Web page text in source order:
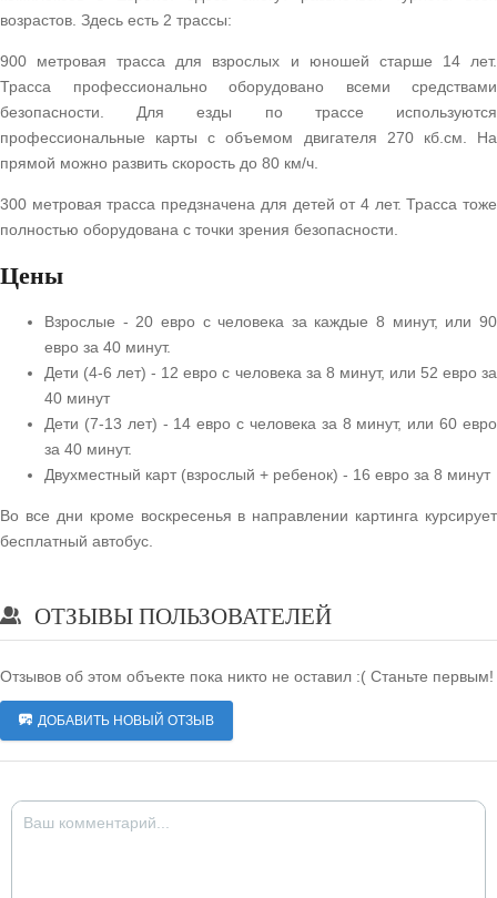
возрастов. Здесь есть 2 трассы:
900 метровая трасса для взрослых и юношей старше 14 лет.
Трасса профессионально оборудовано всеми средствами
безопасности. Для езды по трассе используются
профессиональные карты с объемом двигателя 270 кб.см. На
прямой можно развить скорость до 80 км/ч.
300 метровая трасса предзначена для детей от 4 лет. Трасса тоже
полностью оборудована с точки зрения безопасности.
Цены
Взрослые - 20 евро с человека за каждые 8 минут, или 90
евро за 40 минут.
Дети (4-6 лет) - 12 евро с человека за 8 минут, или 52 евро за
40 минут
Дети (7-13 лет) - 14 евро с человека за 8 минут, или 60 евро
за 40 минут.
Двухместный карт (взрослый + ребенок) - 16 евро за 8 минут
Во все дни кроме воскресенья в направлении картинга курсирует
бесплатный автобус.
ОТЗЫВЫ ПОЛЬЗОВАТЕЛЕЙ
Отзывов об этом объекте пока никто не оставил :( Станьте первым!
ДОБАВИТЬ НОВЫЙ ОТЗЫВ